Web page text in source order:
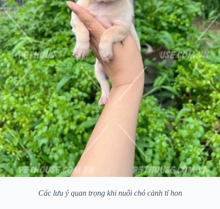
Các lưu ý quan trọng khi nuôi chó cảnh tí hon